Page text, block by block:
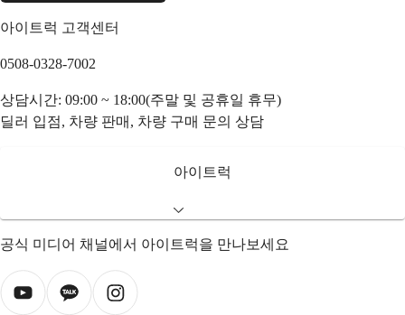
아이트럭 고객센터
0508-0328-7002
상담시간: 09:00 ~ 18:00(주말 및 공휴일 휴무)
딜러 입점, 차량 판매, 차량 구매 문의 상담
아이트럭
공식 미디어 채널에서 아이트럭을 만나보세요